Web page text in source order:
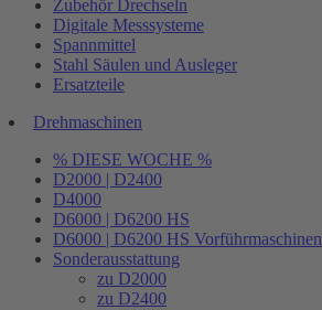
Zubehör Drechseln
Digitale Messsysteme
Spannmittel
Stahl Säulen und Ausleger
Ersatzteile
Drehmaschinen
% DIESE WOCHE %
D2000 | D2400
D4000
D6000 | D6200 HS
D6000 | D6200 HS Vorführmaschinen
Sonderausstattung
zu D2000
zu D2400